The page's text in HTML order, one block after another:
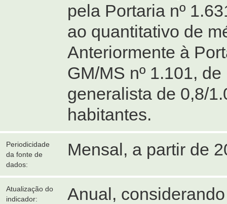
pela Portaria nº
ao quantitativo de
Anteriormente à
GM/MS nº 1.101,
generalista de 0,8/
habitantes.
Periodicidade
da fonte de
dados:
Mensal, a partir de
Atualização do
indicador:
Anual,